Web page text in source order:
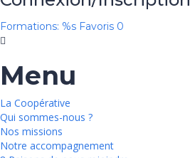
Formations: %s Favoris 0
Menu
La Coopérative
Qui sommes-nous ?
Nos missions
Notre accompagnement